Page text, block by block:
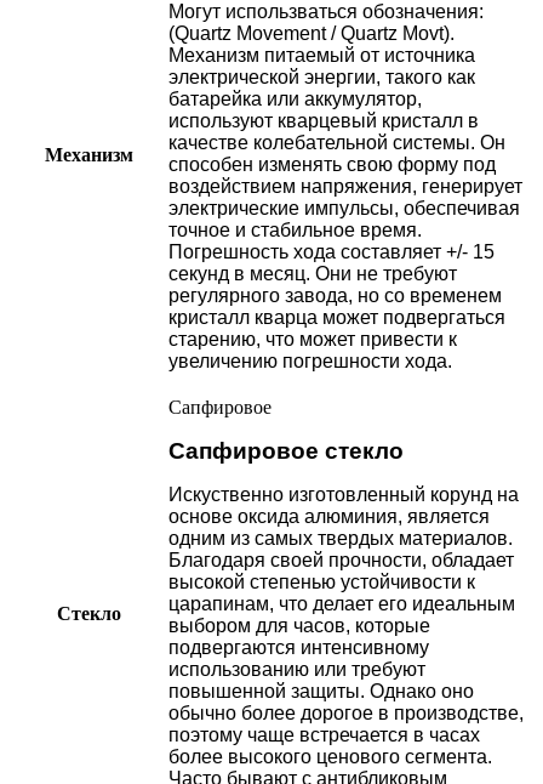
Механизм
Могут использваться обозначения:
(Quartz Movement / Quartz Movt).
Механизм питаемый от источника
электрической энергии, такого как
батарейка или аккумулятор,
используют кварцевый кристалл в
качестве колебательной системы. Он
способен изменять свою форму под
воздействием напряжения, генерирует
электрические импульсы, обеспечивая
точное и стабильное время.
Погрешность хода составляет +/- 15
секунд в месяц. Они не требуют
регулярного завода, но со временем
кристалл кварца может подвергаться
старению, что может привести к
увеличению погрешности хода.
Стекло
Сапфировое
Сапфировое стекло
Искуственно изготовленный корунд на
основе оксида алюминия, является
одним из самых твердых материалов.
Благодаря своей прочности, обладает
высокой степенью устойчивости к
царапинам, что делает его идеальным
выбором для часов, которые
подвергаются интенсивному
использованию или требуют
повышенной защиты. Однако оно
обычно более дорогое в производстве,
поэтому чаще встречается в часах
более высокого ценового сегмента.
Часто бывают с антибликовым